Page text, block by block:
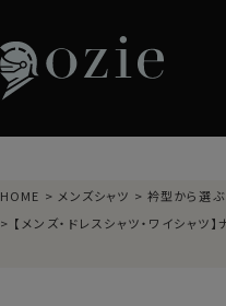
HOME メンズシャツ 衿型から選ぶ
【メンズ・ドレスシャツ・ワイシャツ